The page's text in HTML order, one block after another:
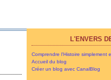
L'ENVERS
Comprendre l'Histoire simplement
Accueil du blog
Créer un blog avec CanalBlog